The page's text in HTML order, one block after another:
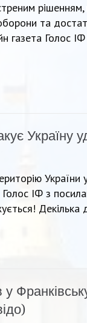
та
газета Голос
Україну
України
ІФ з
Декілька
у